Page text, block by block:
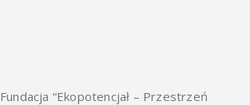
Fundacja “Ekopotencjał – Przestrzeń